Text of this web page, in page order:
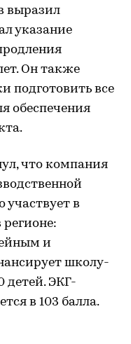
выразил
указание
Он также
подготовить все
обеспечения
что компания
участвует в
регионе:
и
школу-
детей. ЭКГ-
в 103 балла.